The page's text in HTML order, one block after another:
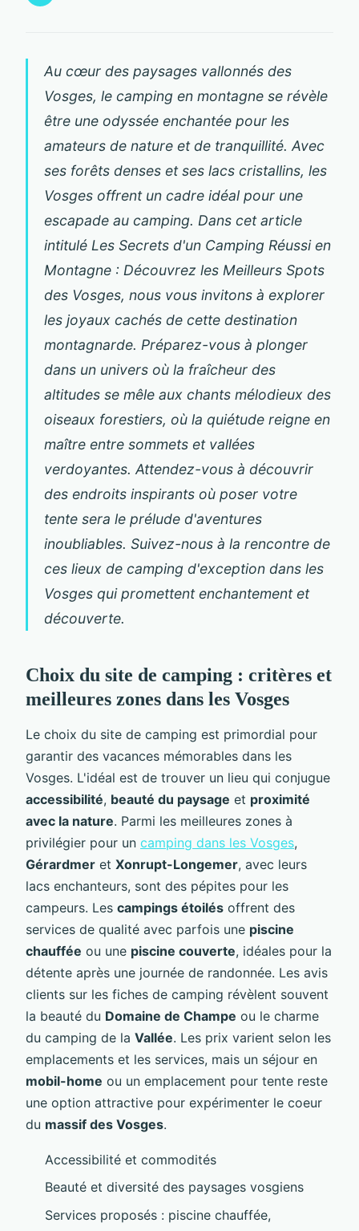
Au cœur des paysages vallonnés des
Vosges, le camping en montagne se révèle
être une odyssée enchantée pour les
amateurs de nature et de tranquillité. Avec
ses forêts denses et ses lacs cristallins, les
Vosges offrent un cadre idéal pour une
escapade au camping. Dans cet article
intitulé Les Secrets d'un Camping Réussi en
Montagne : Découvrez les Meilleurs Spots
des Vosges, nous vous invitons à explorer
les joyaux cachés de cette destination
montagnarde. Préparez-vous à plonger
dans un univers où la fraîcheur des
altitudes se mêle aux chants mélodieux des
oiseaux forestiers, où la quiétude reigne en
maître entre sommets et vallées
verdoyantes. Attendez-vous à découvrir
des endroits inspirants où poser votre
tente sera le prélude d'aventures
inoubliables. Suivez-nous à la rencontre de
ces lieux de camping d'exception dans les
Vosges qui promettent enchantement et
découverte.
Choix du site de camping : critères et
meilleures zones dans les Vosges
Le choix du site de camping est primordial pour
garantir des vacances mémorables dans les
Vosges. L'idéal est de trouver un lieu qui conjugue
accessibilité, beauté du paysage et proximité
avec la nature. Parmi les meilleures zones à
privilégier pour un camping dans les Vosges,
Gérardmer et Xonrupt-Longemer, avec leurs
lacs enchanteurs, sont des pépites pour les
campeurs. Les campings étoilés offrent des
services de qualité avec parfois une piscine
chauffée ou une piscine couverte, idéales pour la
détente après une journée de randonnée. Les avis
clients sur les fiches de camping révèlent souvent
la beauté du Domaine de Champe ou le charme
du camping de la Vallée. Les prix varient selon les
emplacements et les services, mais un séjour en
mobil-home ou un emplacement pour tente reste
une option attractive pour expérimenter le coeur
du massif des Vosges.
Accessibilité et commodités
Beauté et diversité des paysages vosgiens
Services proposés : piscine chauffée,